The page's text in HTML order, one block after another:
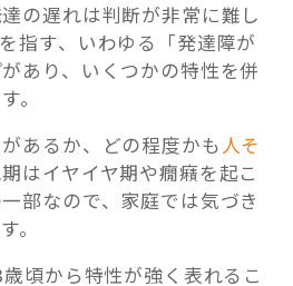
の遅れは判断が非常に難し
指す、いわゆる「発達障が
あり、いくつかの特性を併
。
あるか、どの程度かも人そ
はイヤイヤ期や癇癪を起こ
部なので、家庭では気づき
。
頃から特性が強く表れるこ